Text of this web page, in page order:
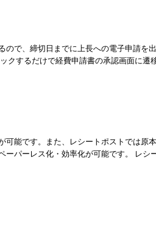
ので、締切日までに上長への電子申請を
クするだけで経費申請書の承認画面に遷
可能です。また、レシートポストでは原
ーパーレス化・効率化が可能です。 レシ